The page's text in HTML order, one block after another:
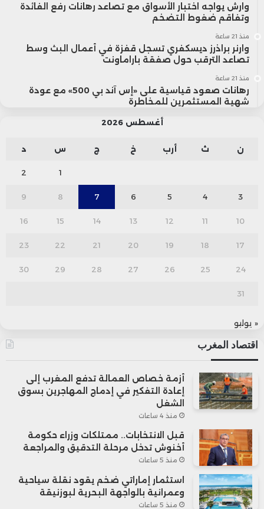
وارش يواجه اختبار الأسواق مع تصاعد رهانات رفع الفائدة
وتفاقم ضغوط التضخم
منذ 21 ساعة
وارنر براذرز ديسكفري تسجل قفزة في أعمال البث وسط
تصاعد الترقب حول صفقة باراماونت
منذ 21 ساعة
رهانات صعود قياسية على «إس آند بي 500» مع عودة
شهية المستثمرين للمخاطرة
أغسطس 2026
ن ث أرب خ ج س د
1
2
3
4
5
6
7
8
9
10
11
12
13
14
15
16
17
18
19
20
21
22
23
24
25
26
27
28
29
30
31
« يوليو
اقتصاد المغرب
أزمة خصاص العمالة تدفع المغرب إلى
إعادة التفكير في إدماج المهاجرين بسوق
الشغل
منذ 4 ساعات
قبل الانتخابات.. ممتلكات وزراء حكومة
أخنوش تدخل مرحلة التدقيق والمراجعة
منذ 5 ساعات
استثمار إماراتي ضخم يقود نقلة سياحية
وعمرانية بالواجهة البحرية لبوزنيقة
منذ 5 ساعات